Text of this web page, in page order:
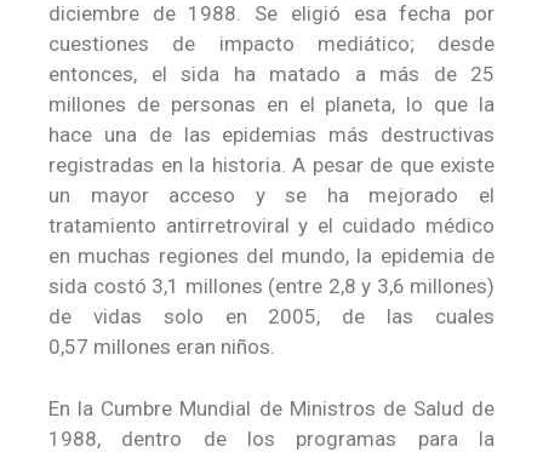
diciembre de 1988. Se eligió esa fecha por
cuestiones de impacto mediático​; desde
entonces, el sida ha matado a más de 25
millones de personas en el planeta, lo que la
hace una de las epidemias más destructivas
registradas en la historia. A pesar de que existe
un mayor acceso y se ha mejorado el
tratamiento antirretroviral y el cuidado médico
en muchas regiones del mundo, la epidemia de
sida costó 3,1 millones (entre 2,8 y 3,6 millones)
de vidas solo en 2005, de las cuales
0,57 millones eran niños.
En la Cumbre Mundial de Ministros de Salud de
1988, dentro de los programas para la